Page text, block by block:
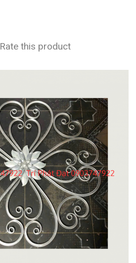
Rate this product